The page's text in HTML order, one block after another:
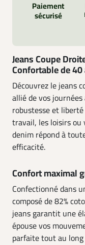
Paiement
sécurisé
Jeans Coupe
Confortable de 40
Découvrez le jeans
allié de vos
robustesse et
travail, les loisirs ou
denim répond à
efficacité.
Confort maximal
Confectionné dans
composé de 82%
jeans garantit une
épouse vos
parfaite tout au